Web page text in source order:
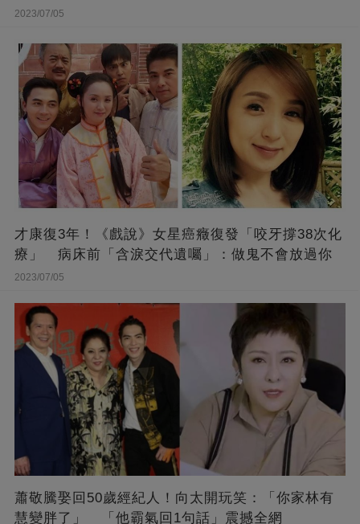
2023/07/05
才康復3年！《戲說》女星癌癥復發「咬牙撐38次化
療」 病床前「含淚交代遺囑」：做鬼不會放過你
2023/07/05
蕭敬騰娶回50歲經紀人！向太開玩笑：「你家林有
慧變胖了」 「他霸氣回1句話」震撼全網